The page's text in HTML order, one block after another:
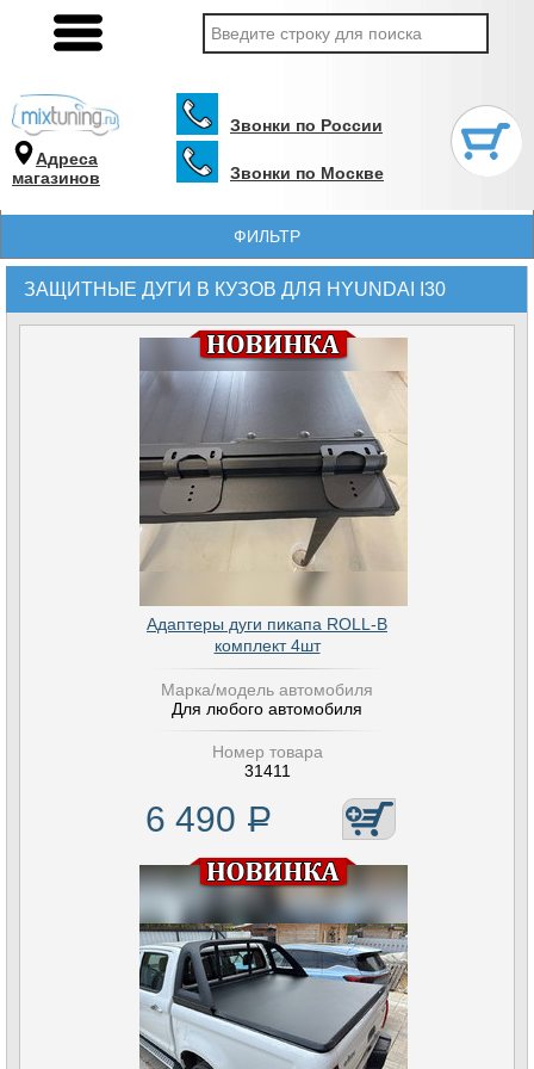
Адреса
магазинов
Звонки по России
Звонки по Москве
ФИЛЬТР
ЗАЩИТНЫЕ ДУГИ В КУЗОВ ДЛЯ HYUNDAI I30
Адаптеры дуги пикапа ROLL-B
комплект 4шт
Марка/модель автомобиля
Для любого автомобиля
Номер товара
31411
6 490 Р